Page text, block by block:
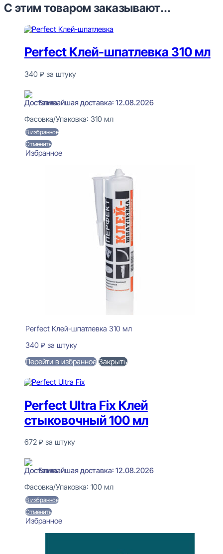
С этим товаром заказывают...
Perfect Клей-шпатлевка 310 мл
340 ₽ за штуку
Ближайшая доставка: 12.08.2026
Фасовка/Упаковка: 310 мл
В избранное
Отменить
Избранное
Perfect Клей-шпатлевка 310 мл
340 ₽ за штуку
Перейти в избранное Закрыть
Perfect Ultra Fix Клей
стыковочный 100 мл
672 ₽ за штуку
Ближайшая доставка: 12.08.2026
Фасовка/Упаковка: 100 мл
В избранное
Отменить
Избранное